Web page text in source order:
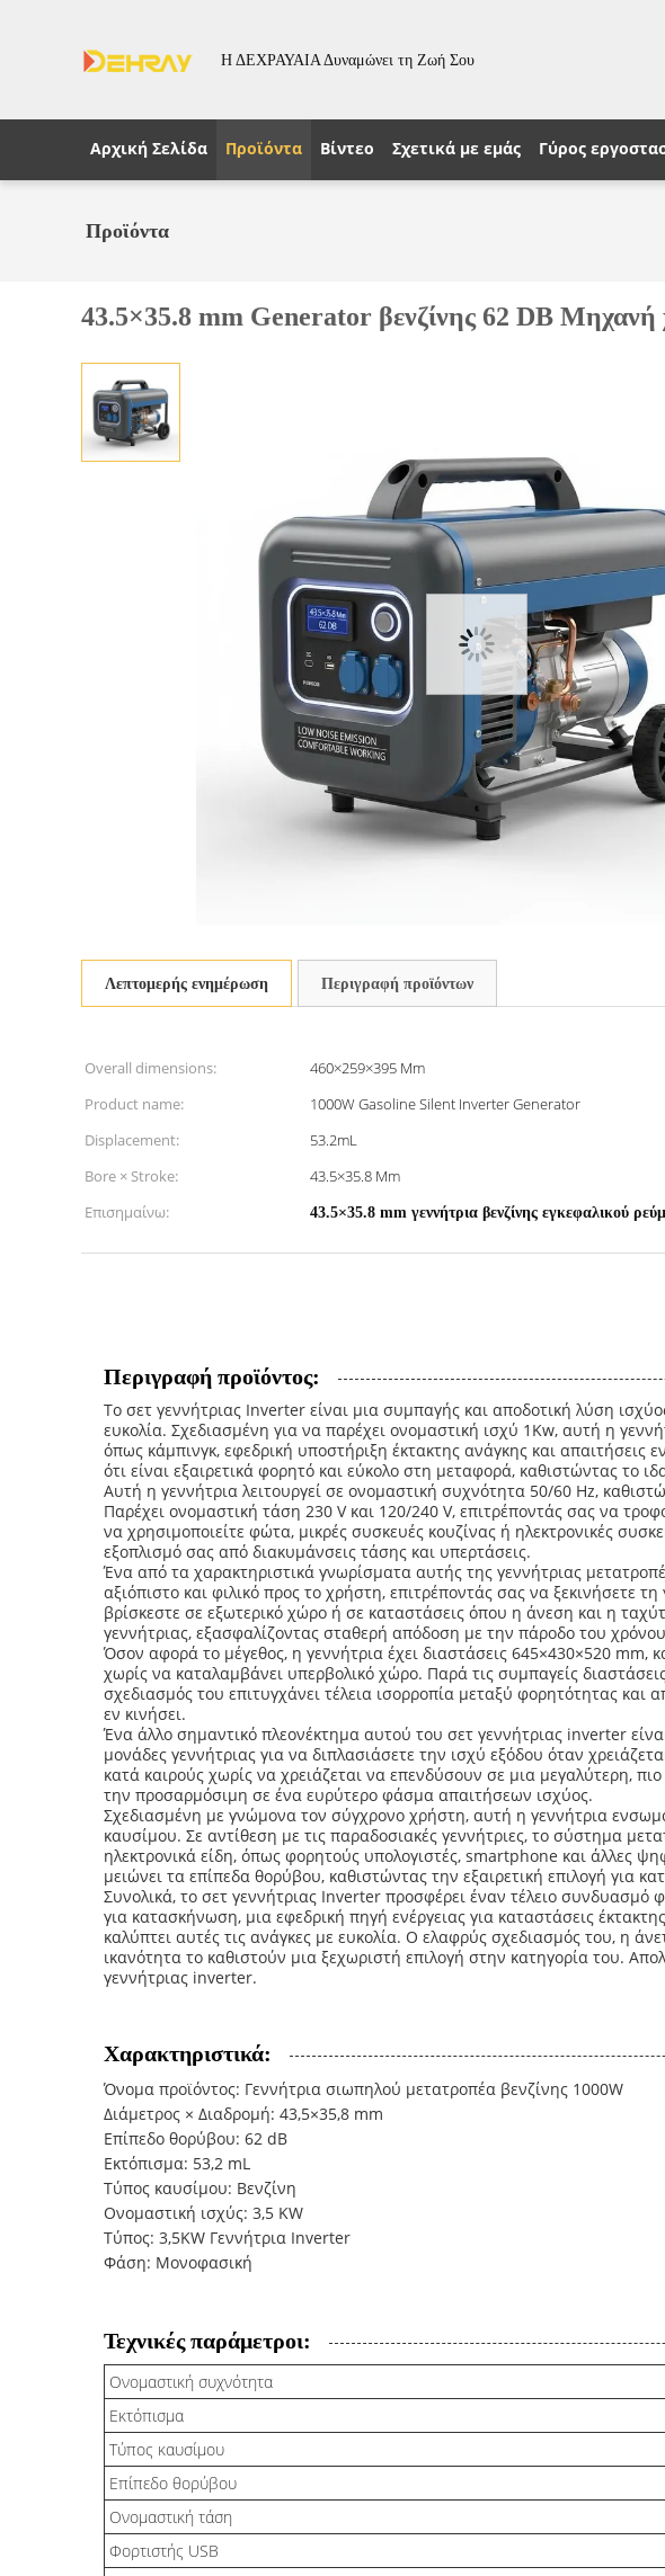
Η ΔΕΧΡΑΥΑΙΑ Δυναμώνει τη Ζωή Σου
Αρχική Σελίδα Προϊόντα Βίντεο Σχετικά με εμάς Γύρος
Προϊόντα
43.5×35.8 mm Generator βενζίνης 62 DB Μηχανή
Λεπτομερής ενημέρωση Περιγραφή προϊόντων
Overall dimensions: 460×259×395 Mm
Product name:
1000W Gasoline Silent Inverter Generator
Displacement:
53.2mL
Bore × Stroke:
43.5×35.8 Mm
Επισημαίνω:
43.5×35.8 mm γεννήτρια βενζίνης εγκεφαλικού
Περιγραφή προϊόντος:
Το σετ γεννήτριας Inverter είναι μια συμπαγής και αποδοτική λύση
ευκολία. Σχεδιασμένη για να παρέχει ονομαστική ισχύ 1Kw, αυτή η
όπως κάμπινγκ, εφεδρική υποστήριξη έκτακτης ανάγκης και απαιτήσεις
ότι είναι εξαιρετικά φορητό και εύκολο στη μεταφορά, καθιστώντας το
Αυτή η γεννήτρια λειτουργεί σε ονομαστική συχνότητα 50/60 Hz,
Παρέχει ονομαστική τάση 230 V και 120/240 V, επιτρέποντάς σας να
να χρησιμοποιείτε φώτα, μικρές συσκευές κουζίνας ή ηλεκτρονικές
εξοπλισμό σας από διακυμάνσεις τάσης και υπερτάσεις.
Ένα από τα χαρακτηριστικά γνωρίσματα αυτής της γεννήτριας
αξιόπιστο και φιλικό προς το χρήστη, επιτρέποντάς σας να ξεκινήσετε
βρίσκεστε σε εξωτερικό χώρο ή σε καταστάσεις όπου η άνεση και η
γεννήτριας, εξασφαλίζοντας σταθερή απόδοση με την πάροδο του
Όσον αφορά το μέγεθος, η γεννήτρια έχει διαστάσεις 645×430×520
χωρίς να καταλαμβάνει υπερβολικό χώρο. Παρά τις συμπαγείς
σχεδιασμός του επιτυγχάνει τέλεια ισορροπία μεταξύ φορητότητας
εν κινήσει.
Ένα άλλο σημαντικό πλεονέκτημα αυτού του σετ γεννήτριας inverter
μονάδες γεννήτριας για να διπλασιάσετε την ισχύ εξόδου όταν
κατά καιρούς χωρίς να χρειάζεται να επενδύσουν σε μια μεγαλύτερη,
την προσαρμόσιμη σε ένα ευρύτερο φάσμα απαιτήσεων ισχύος.
Σχεδιασμένη με γνώμονα τον σύγχρονο χρήστη, αυτή η γεννήτρια
καυσίμου. Σε αντίθεση με τις παραδοσιακές γεννήτριες, το σύστημα
ηλεκτρονικά είδη, όπως φορητούς υπολογιστές, smartphone και άλλες
μειώνει τα επίπεδα θορύβου, καθιστώντας την εξαιρετική επιλογή
Συνολικά, το σετ γεννήτριας Inverter προσφέρει έναν τέλειο συνδυασμό
για κατασκήνωση, μια εφεδρική πηγή ενέργειας για καταστάσεις
καλύπτει αυτές τις ανάγκες με ευκολία. Ο ελαφρύς σχεδιασμός του, η
ικανότητα το καθιστούν μια ξεχωριστή επιλογή στην κατηγορία του.
γεννήτριας inverter.
Χαρακτηριστικά:
Όνομα προϊόντος: Γεννήτρια σιωπηλού μετατροπέα βενζίνης 1000W
Διάμετρος × Διαδρομή: 43,5×35,8 mm
Επίπεδο θορύβου: 62 dB
Εκτόπισμα: 53,2 mL
Τύπος καυσίμου: Βενζίνη
Ονομαστική ισχύς: 3,5 KW
Τύπος: 3,5KW Γεννήτρια Inverter
Φάση: Μονοφασική
Τεχνικές παράμετροι:
Ονομαστική συχνότητα
Εκτόπισμα
Τύπος καυσίμου
Επίπεδο θορύβου
Ονομαστική τάση
Φορτιστής USB